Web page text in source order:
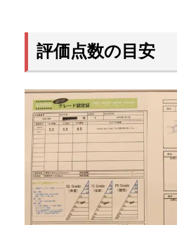
評価点数の目安